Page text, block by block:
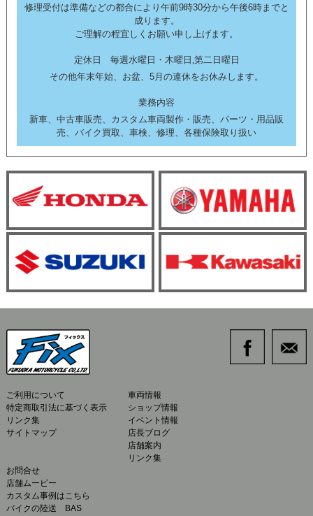
修理受付は準備などの都合により午前9時30分から午後6時までと
成ります。
ご理解の程宜しくお願い申し上げます。
定休日 毎週水曜日・木曜日,第二日曜日
その他年末年始、お盆、5月の連休をお休みします。
業務内容
新車、中古車販売、カスタム車両製作・販売、パーツ・用品販
売、バイク買取、車検、修理、各種保険取り扱い
ご利用について
特定商取引法に基づく表示
リンク集
サイトマップ
車両情報
ショップ情報
イベント情報
店長ブログ
店舗案内
リンク集
お問合せ
店舗ムービー
カスタム事例はこちら
バイクの陸送 BAS